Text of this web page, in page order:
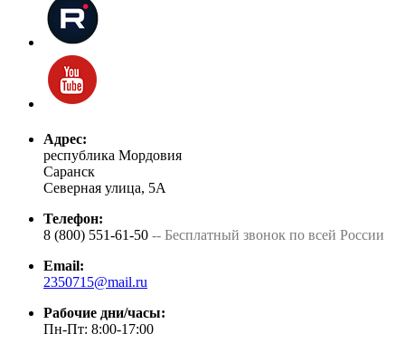
Адрес:
республика Мордовия
Саранск
Северная улица, 5А
Телефон:
8 (800) 551-61-50 -- Бесплатный звонок по всей России
Email:
2350715@mail.ru
Рабочие дни/часы:
Пн-Пт: 8:00-17:00